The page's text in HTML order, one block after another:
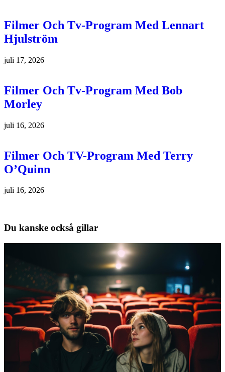
Filmer Och Tv-Program Med Lennart
Hjulström
juli 17, 2026
Filmer Och Tv-Program Med Bob
Morley
juli 16, 2026
Filmer Och TV-Program Med Terry
O’Quinn
juli 16, 2026
Du kanske också gillar